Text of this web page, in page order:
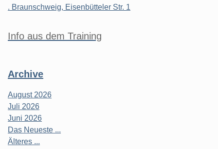
. Braunschweig, Eisenbütteler Str. 1
Info aus dem Training
Archive
August 2026
Juli 2026
Juni 2026
Das Neueste ...
Älteres ...